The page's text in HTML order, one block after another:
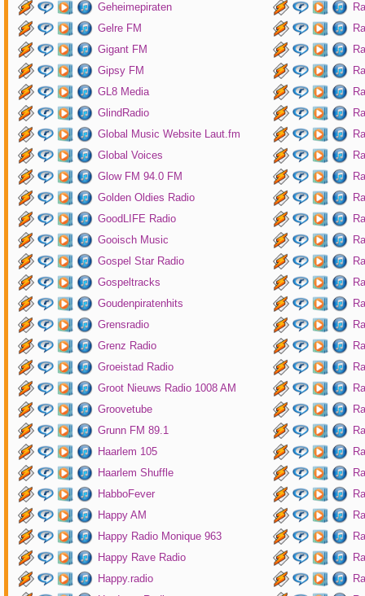
Geheimepiraten
Gelre FM
Gigant FM
Gipsy FM
GL8 Media
GlindRadio
Global Music Website Laut.fm
Global Voices
Glow FM 94.0 FM
Golden Oldies Radio
GoodLIFE Radio
Gooisch Music
Gospel Star Radio
Gospeltracks
Goudenpiratenhits
Grensradio
Grenz Radio
Groeistad Radio
Groot Nieuws Radio 1008 AM
Groovetube
Grunn FM 89.1
Haarlem 105
Haarlem Shuffle
HabboFever
Happy AM
Happy Radio Monique 963
Happy Rave Radio
Happy.radio